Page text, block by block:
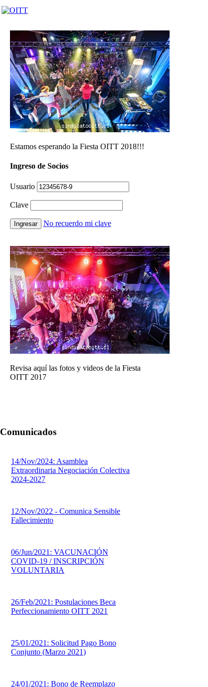
Estamos esperando la Fiesta OITT 2018!!!
Ingreso de Socios
Usuario
Clave
Ingresar No recuerdo mi clave
Revisa aquí las fotos y videos de la Fiesta
OITT 2017
Comunicados
14/Nov/2024: Asamblea
Extraordinaria Negociación Colectiva
2024-2027
12/Nov/2022 - Comunica Sensible
Fallecimiento
06/Jun/2021: VACUNACIÓN
COVID-19 / INSCRIPCIÓN
VOLUNTARIA
26/Feb/2021: Postulaciones Beca
Perfeccionamiento OITT 2021
25/01/2021: Solicitud Pago Bono
Conjunto (Marzo 2021)
24/01/2021: Bono de Reemplazo